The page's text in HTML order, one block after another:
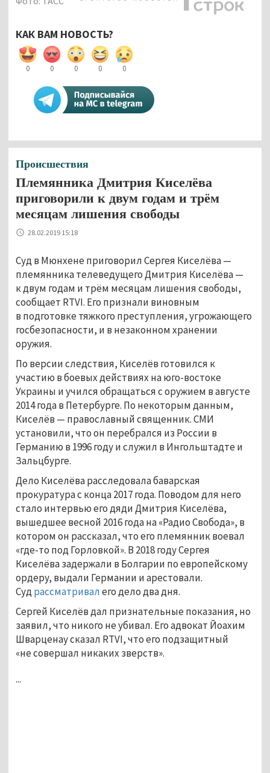
КАК ВАМ НОВОСТЬ?
0 0 0 0 0
Происшествия
Племянника Дмитрия Киселёва
приговорили к двум годам и трём
месяцам лишения свободы
28.02.2019 15:18
Суд в Мюнхене приговорил Сергея Киселёва —
племянника телеведущего Дмитрия Киселёва —
к двум годам и трём месяцам лишения свободы,
сообщает RTVI. Его признали виновным
в подготовке тяжкого преступления, угрожающего
госбезопасности, и в незаконном хранении
оружия.
По версии следствия, Киселёв готовился к
участию в боевых действиях на юго-востоке
Украины и учился обращаться с оружием в августе
2014 года в Петербурге. По некоторым данным,
Киселёв — православный священник. СМИ
установили, что он перебрался из России в
Германию в 1996 году и служил в Ингольштадте и
Зальцбурге.
Дело Киселёва расследовала баварская
прокуратура с конца 2017 года. Поводом для него
стало интервью его дяди Дмитрия Киселёва,
вышедшее весной 2016 года на «Радио Свобода», в
котором он рассказал, что его племянник воевал
«где-то под Горловкой». В 2018 году Сергея
Киселёва задержали в Болгарии по европейскому
ордеру, выдали Германии и арестовали.
Судрассматривалего дело два дня.
Сергей Киселёв дал признательные показания, но
заявил, что никого не убивал. Его адвокат Йоахим
Шварценау сказал RTVI, что его подзащитный
«не совершал никаких зверств».
...